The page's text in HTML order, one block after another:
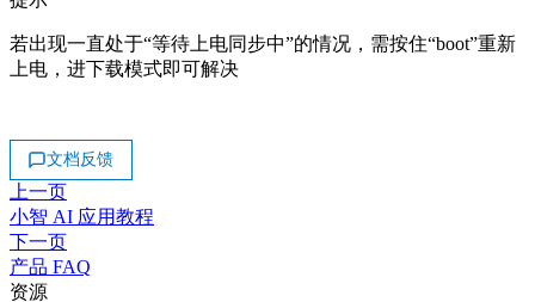
若出现一直处于“等待上电同步中”的情况，需按住“boot”重新
上电，进下载模式即可解决
文档反馈
上一页
小智 AI 应用教程
下一页
产品 FAQ
资源